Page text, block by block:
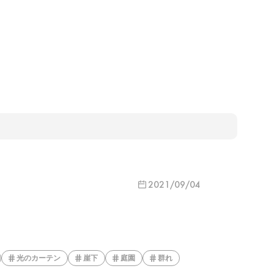
2021/09/04
光のカーテン 崖下 庭園 群れ